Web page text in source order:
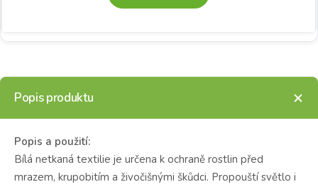
Popis produktu
Popis a použití:
Bílá netkaná textilie je určena k ochraně rostlin před
mrazem, krupobitím a živočišnými škůdci. Propouští světlo i